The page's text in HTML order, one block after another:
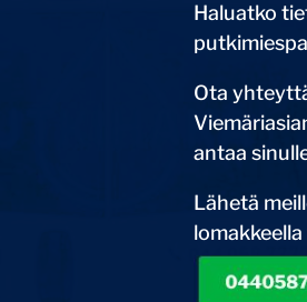
Haluatko
Ota
antaa
Lähetä